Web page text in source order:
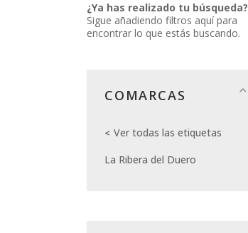
¿Ya has realizado tu búsqueda?
Sigue añadiendo filtros aquí para
encontrar lo que estás buscando.
COMARCAS
Ver todas las etiquetas
La Ribera del Duero